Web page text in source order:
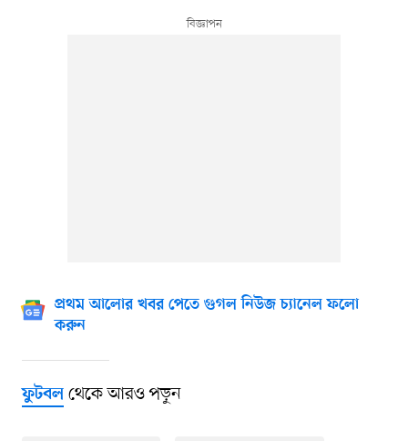
প্রথম আলোর খবর পেতে গুগল নিউজ চ্যানেল ফলো
করুন
ফুটবলথেকে আরও পড়ুন